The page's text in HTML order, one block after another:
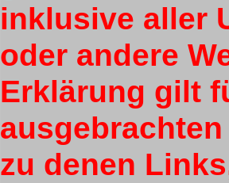
inklusive aller
oder andere
Erklärung gilt
zu denen